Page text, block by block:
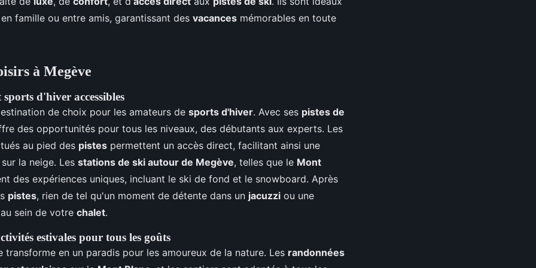
famille ou entre amis, garantissant des vacances mémorables en toute
à Megève
d'hiver accessibles
de choix pour les amateurs de sports d'hiver. Avec ses pistes de
des opportunités pour tous les niveaux, des débutants aux experts. Les
au pied des pistes permettent un accès direct, facilitant ainsi une
la neige. Les stations de ski autour de Megève, telles que le Mont
des expériences uniques, incluant le ski de fond et le snowboard. Après
pistes, rien de tel qu'un moment de détente dans un jacuzzi ou une
sein de votre chalet.
estivales pour tous les goûts
transforme en un paradis pour les amoureux de la nature. Les randonnées